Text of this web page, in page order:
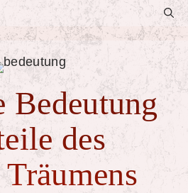
Bedeutung
des